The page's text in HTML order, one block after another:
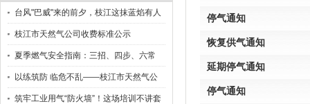
台风"巴威"来的前夕，枝江这抹蓝焰有人
守
枝江市天然气公司收费标准公示
夏季燃气安全指南：三招、四步、六常
识、九错误认知
以练筑防 临危不乱——枝江市天然气公
司应急演练纪
筑牢工业用气“防火墙”！这场培训不讲套
停气通知
恢复供气通知
延期停气通知
停气通知